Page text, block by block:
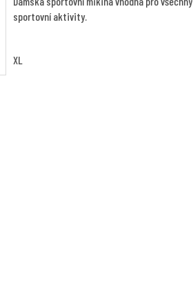
sportovní aktivity.
XL